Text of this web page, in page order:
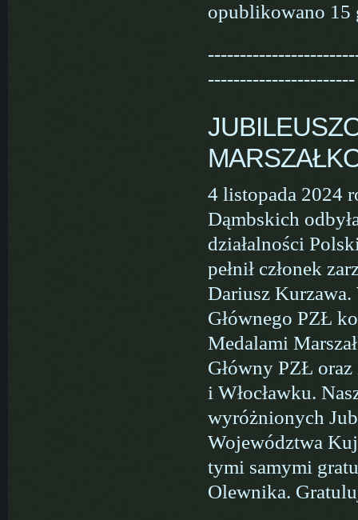
opublikowano 15
-----------------------
4 listopada 2024
Dąmbskich
działalności
pełnił członek
Dariusz Kurzawa.
Głównego PZŁ
Medalami
Główny PZŁ
i Włocławku.
wyróżnionych
Województwa
tymi samymi
Olewnika.